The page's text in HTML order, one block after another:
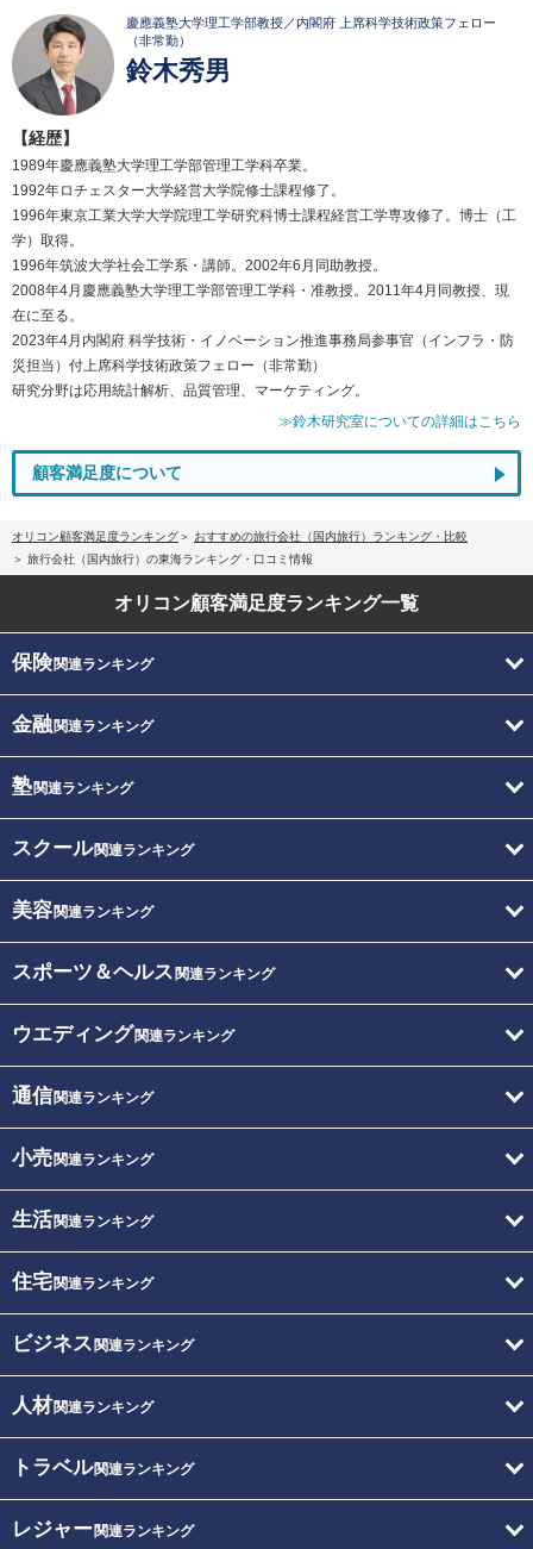
慶應義塾大学理工学部教授／内閣府 上席科学技術政策フェロー
（非常勤）
鈴木秀男
【経歴】
1989年慶應義塾大学理工学部管理工学科卒業。
1992年ロチェスター大学経営大学院修士課程修了。
1996年東京工業大学大学院理工学研究科博士課程経営工学専攻修了。博士（工
学）取得。
1996年筑波大学社会工学系・講師。2002年6月同助教授。
2008年4月慶應義塾大学理工学部管理工学科・准教授。2011年4月同教授、現
在に至る。
2023年4月内閣府 科学技術・イノベーション推進事務局参事官（インフラ・防
災担当）付上席科学技術政策フェロー（非常勤）
研究分野は応用統計解析、品質管理、マーケティング。
≫鈴木研究室についての詳細はこちら
顧客満足度について
オリコン顧客満足度ランキング
おすすめの旅行会社（国内旅行）ランキング・比較
旅行会社（国内旅行）の東海ランキング・口コミ情報
オリコン顧客満足度ランキング一覧
保険関連ランキング
金融関連ランキング
塾関連ランキング
スクール関連ランキング
美容関連ランキング
スポーツ＆ヘルス 関連ランキング
ウエディング関連ランキング
通信関連ランキング
小売関連ランキング
生活関連ランキング
住宅関連ランキング
ビジネス 関連ランキング
人材関連ランキング
トラベル関連ランキング
レジャー関連ランキング